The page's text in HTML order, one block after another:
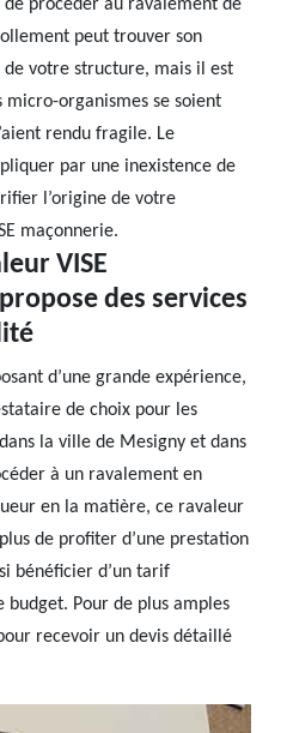
procéder au ravalement de
peut trouver son
votre structure, mais il est
micro-organismes se soient
rendu fragile. Le
par une inexistence de
l’origine de votre
maçonnerie.
VISE
des services
d’une grande expérience,
de choix pour les
la ville de Mesigny et dans
à un ravalement en
en la matière, ce ravaleur
de profiter d’une prestation
bénéficier d’un tarif
Pour de plus amples
recevoir un devis détaillé